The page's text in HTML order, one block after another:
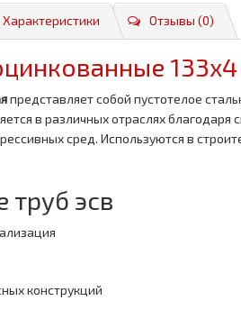
Характеристики Отзывы (0)
представляет собой пустотелое
в различных отраслях
сред. Используются в
труб эсв
конструкций